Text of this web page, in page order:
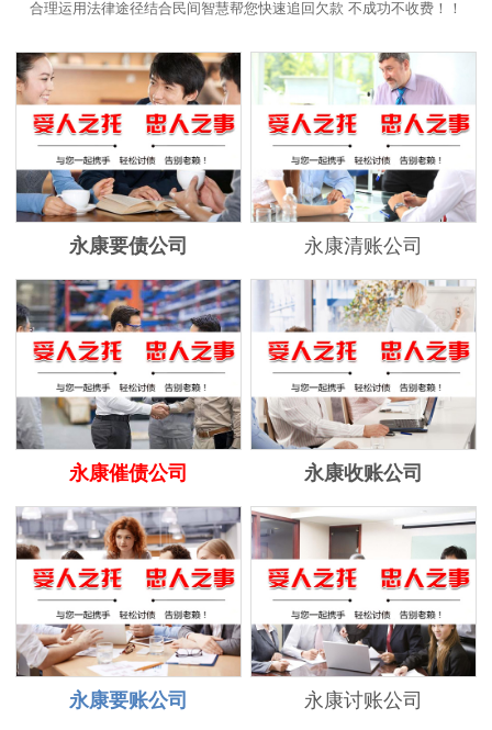
合理运用法律途径结合民间智慧帮您快速追回欠款 不成功不收费！！
永康要债公司 永康清账公司
永康催债公司 永康收账公司
永康要账公司 永康讨账公司